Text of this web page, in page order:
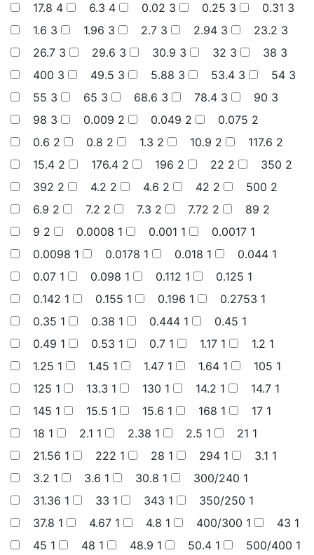
17.8 4 6.3 4 0.02 3 0.25 3 0.31 3
1.6 3 1.96 3 2.7 3 2.94 3 23.2 3
26.7 3 29.6 3 30.9 3 32 3 38 3
400 3 49.5 3 5.88 3 53.4 3 54 3
55 3 65 3 68.6 3 78.4 3 90 3
98 3 0.009 2 0.049 2 0.075 2
0.6 2 0.8 2 1.3 2 10.9 2 117.6 2
15.4 2 176.4 2 196 2 22 2 350 2
392 2 4.2 2 4.6 2 42 2 500 2
6.9 2 7.2 2 7.3 2 7.72 2 89 2
9 2 0.0008 1 0.001 1 0.0017 1
0.0098 1 0.0178 1 0.018 1 0.044 1
0.07 1 0.098 1 0.112 1 0.125 1
0.142 1 0.155 1 0.196 1 0.2753 1
0.35 1 0.38 1 0.444 1 0.45 1
0.49 1 0.53 1 0.7 1 1.17 1 1.2 1
1.25 1 1.45 1 1.47 1 1.64 1 105 1
125 1 13.3 1 130 1 14.2 1 14.7 1
145 1 15.5 1 15.6 1 168 1 17 1
18 1 2.1 1 2.38 1 2.5 1 21 1
21.56 1 222 1 28 1 294 1 3.1 1
3.2 1 3.6 1 30.8 1 300/240 1
31.36 1 33 1 343 1 350/250 1
37.8 1 4.67 1 4.8 1 400/300 1 43 1
45 1 48 1 48.9 1 50.4 1 500/400 1